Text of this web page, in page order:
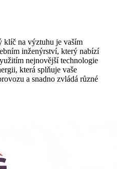
klíč na výztuhu je vaším
inženýrství, který nabízí
nejnovější technologie
která splňuje vaše
a snadno zvládá různé